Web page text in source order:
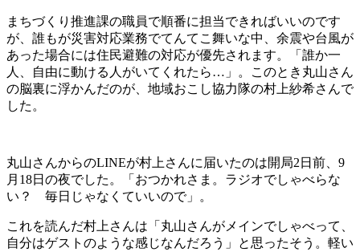
まちづくり推進課の職員で順番に担当できればいいのです
が、誰もが災害対応業務でてんてこ舞いな中、余震や台風が
あった場合には住民避難の対応が優先されます。「誰か一
人、自由に動ける人がいてくれたら…」。このとき丸山さん
の脳裏に浮かんだのが、地域おこし協力隊の村上紗希さんで
した。
丸山さんからのLINEが村上さんに届いたのは開局2日前、9
月18日の夜でした。「おつかれさま。ラジオでしゃべらな
い？ 毎日じゃなくていいので」。
これを読んだ村上さんは「丸山さんがメインでしゃべって、
自分はゲストのような感じなんだろう」と思ったそう。軽い